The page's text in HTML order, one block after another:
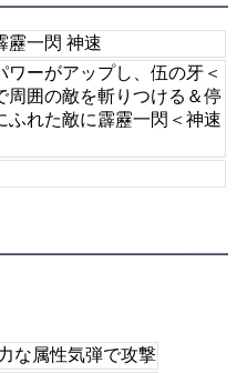
靂一閃 神速
ワーがアップし、伍の牙＜
周囲の敵を斬りつける＆停
ふれた敵に霹靂一閃＜神速
な属性気弾で攻撃